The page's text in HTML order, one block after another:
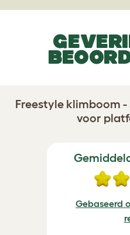
Freestyle klimboom
voor
Gebaseerd